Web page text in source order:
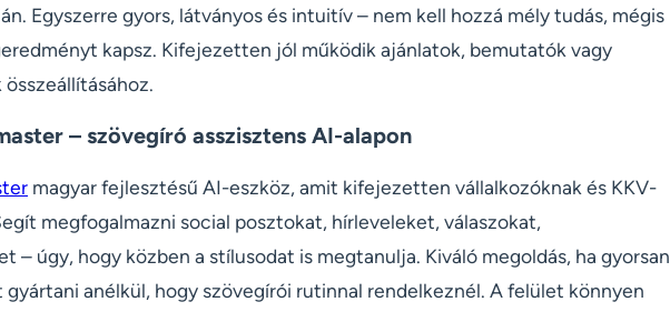
Egyszerre gyors, látványos és intuitív – nem kell hozzá mély tudás, mégis
kapsz. Kifejezetten jól működik ajánlatok, bemutatók vagy
– szövegíró asszisztens AI-alapon
magyar fejlesztésű AI-eszköz, amit kifejezetten vállalkozóknak és KKV-
megfogalmazni social posztokat, hírleveleket, válaszokat,
– úgy, hogy közben a stílusodat is megtanulja. Kiváló megoldás, ha gyorsan
anélkül, hogy szövegírói rutinnal rendelkeznél. A felület könnyen